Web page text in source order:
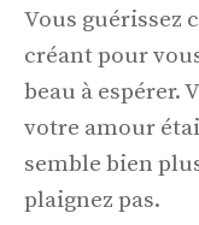
Vous guérissez
créant pour
beau à espérer.
votre amour
semble bien
plaignez pas.